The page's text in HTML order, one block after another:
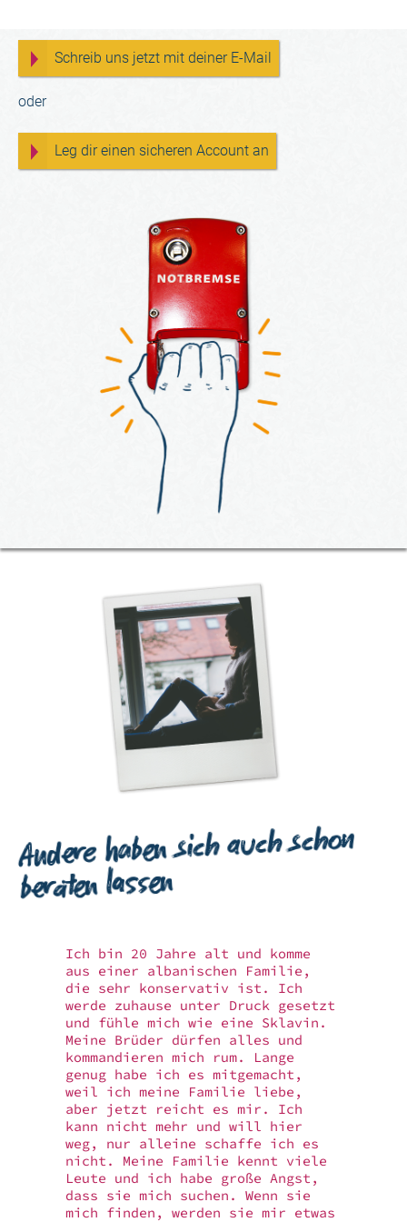
Schreib uns jetzt mit deiner E-Mail
oder
Leg dir einen sicheren Account an
Andere haben sich auch schon
beraten lassen
Ich bin 20 Jahre alt und komme
aus einer albanischen Familie,
die sehr konservativ ist. Ich
werde zuhause unter Druck gesetzt
und fühle mich wie eine Sklavin.
Meine Brüder dürfen alles und
kommandieren mich rum. Lange
genug habe ich es mitgemacht,
weil ich meine Familie liebe,
aber jetzt reicht es mir. Ich
kann nicht mehr und will hier
weg, nur alleine schaffe ich es
nicht. Meine Familie kennt viele
Leute und ich habe große Angst,
dass sie mich suchen. Wenn sie
mich finden, werden sie mir etwas